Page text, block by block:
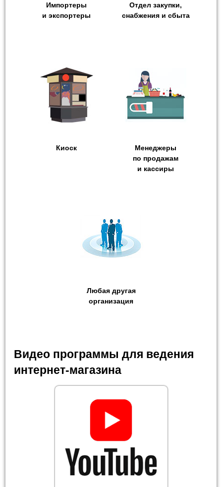
Импортеры
и экспортеры
Отдел закупки,
снабжения и сбыта
Киоск
Менеджеры
по продажам
и кассиры
Любая другая
организация
Видео программы для ведения
интернет-магазина